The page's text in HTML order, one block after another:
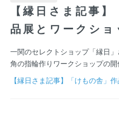
【縁日さま記事
品展とワークショ
一関のセレクトショップ「縁日
角の指輪作りワークショップの開
【縁日さま記事】「けもの舎」